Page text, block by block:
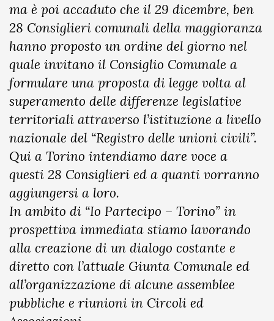
ma è poi accaduto che il 29 dicembre, ben
28 Consiglieri comunali della maggioranza
hanno proposto un ordine del giorno nel
quale invitano il Consiglio Comunale a
formulare una proposta di legge volta al
superamento delle differenze legislative
territoriali attraverso l’istituzione a livello
nazionale del “Registro delle unioni civili”.
Qui a Torino intendiamo dare voce a
questi 28 Consiglieri ed a quanti vorranno
aggiungersi a loro.
In ambito di “Io Partecipo – Torino” in
prospettiva immediata stiamo lavorando
alla creazione di un dialogo costante e
diretto con l’attuale Giunta Comunale ed
all’organizzazione di alcune assemblee
pubbliche e riunioni in Circoli ed